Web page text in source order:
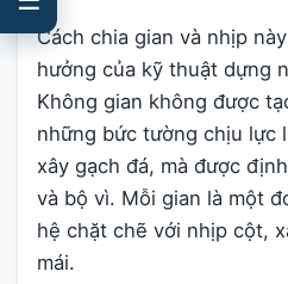
Cách chia gian và nhịp
hưởng của kỹ thuật dựng
Không gian không được
những bức tường chịu lực
xây gạch đá, mà được
và bộ vì. Mỗi gian là một
hệ chặt chẽ với nhịp cột,
mái.